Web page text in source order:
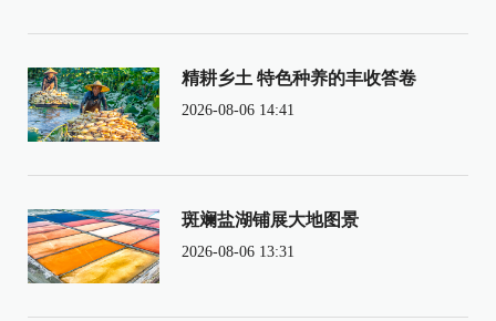
精耕乡土 特色种养的丰收答卷
2026-08-06 14:41
斑斓盐湖铺展大地图景
2026-08-06 13:31